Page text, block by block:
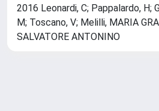
2016 Leonardi, C; Pappalardo, H;
M; Toscano, V; Melilli, MARIA
SALVATORE ANTONINO